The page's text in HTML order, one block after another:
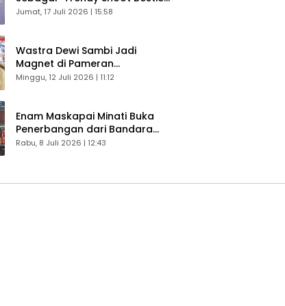
Bikin Konten Kreator Makin
Jumat, 17 Juli 2026 | 15:58
Wastra Dewi Sambi Jadi
Magnet di Pameran
Dekranasda, Banyak Diminati
Minggu, 12 Juli 2026 | 11:12
Enam Maskapai Minati Buka
Penerbangan dari Bandara
Husein Sastranegara
Rabu, 8 Juli 2026 | 12:43